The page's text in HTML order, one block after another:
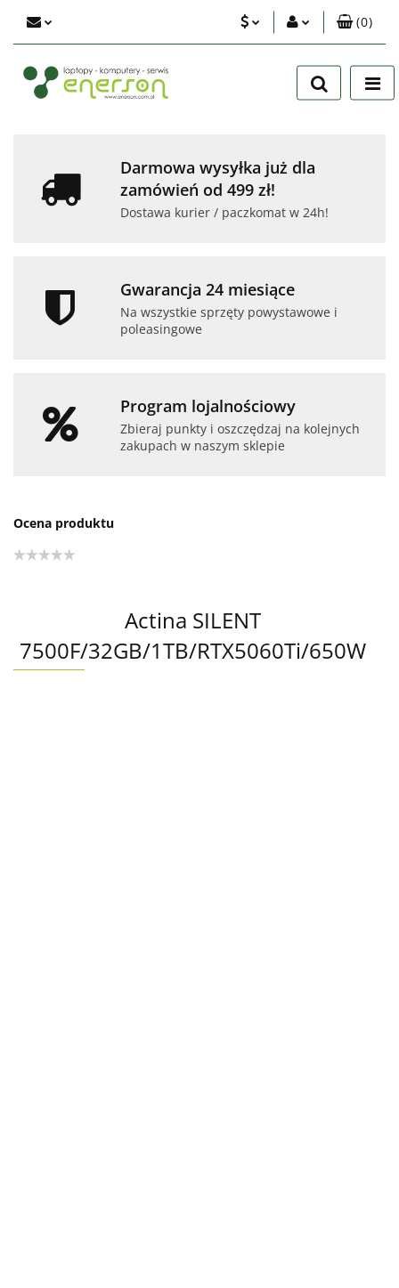
Zaloguj się
Zarejestruj się
(0)
Darmowa wysyłka już dla
zamówień od 499 zł!
Dostawa kurier / paczkomat w 24h!
Gwarancja 24 miesiące
Na wszystkie sprzęty powystawowe i
poleasingowe
Program lojalnościowy
Zbieraj punkty i oszczędzaj na kolejnych
zakupach w naszym sklepie
Ocena produktu
Actina SILENT
7500F/32GB/1TB/RTX5060Ti/650W